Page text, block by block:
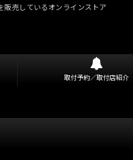
販売しているオンラインストア
取付予約／取付店紹介